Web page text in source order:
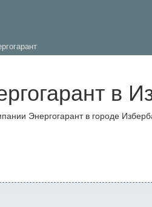
в
Энергогарант в городе